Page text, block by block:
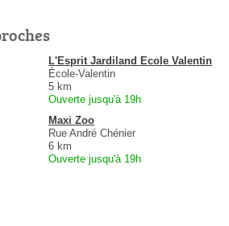
L'Esprit Jardiland Ecole Valentin
École-Valentin
5 km
Ouverte jusqu'à 19h
Maxi Zoo
Rue André Chénier
6 km
Ouverte jusqu'à 19h